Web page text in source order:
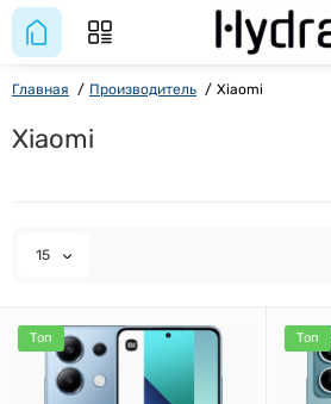
Главная Производитель Xiaomi
Xiaomi
15
Топ Топ